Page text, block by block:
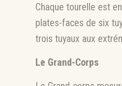
Chaque tourelle est
plates-faces de six
trois tuyaux aux
Le Grand-Corps